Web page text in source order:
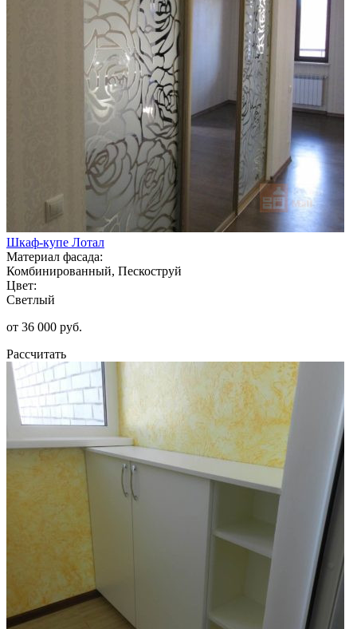
Шкаф-купе Лотал
Материал фасада:
Комбинированный, Пескоструй
Цвет:
Светлый
от 36 000 руб.
Рассчитать